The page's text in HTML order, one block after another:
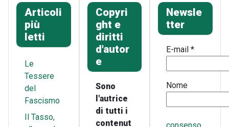
Articoli
più
letti
Le
Tessere
del
Fascismo
Il Tasso,
Copyri
ght e
diritti
d'autor
e
Sono
l'autrice
di tutti i
contenut
Newsle
tter
E-mail*
Nome